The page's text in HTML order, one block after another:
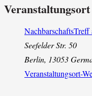
Veranstaltungsort
NachbarschaftsTreff
Seefelder Str. 50
Berlin, 13053
Veranstaltungsort-